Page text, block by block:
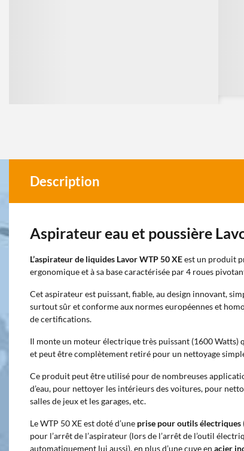
Description
Aspirateur eau et poussière
L’aspirateur de liquides Lavor WTP 50 XEest un produit
ergonomique et à sa base caractérisée par 4 roues
Cet aspirateur est puissant, fiable, au design innovant,
surtout sûr et conforme aux normes européennes et
de certifications.
Il monte un moteur électrique très puissant (1600 Watts)
et peut être complètement retiré pour un nettoyage
Ce produit peut être utilisé pour de nombreuses
d’eau, pour nettoyer les intérieurs des voitures, pour
salles de jeux et les garages, etc.
Le WTP 50 XE est doté d’une prise pour outils électriques
pour l’arrêt de l’aspirateur (lors de l’arrêt de l’outil
automatiquement lui aussi), en plus d’une cuve en acier